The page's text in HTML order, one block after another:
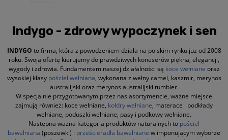
Indygo - zdrowy wypoczynek i sen
INDYGO to firma, która z powodzeniem działa na polskim rynku już od 2008
roku. Swoją ofertę kierujemy do prawdziwych koneserów piękna, elegancji,
wygody i zdrowia. Fundamentem naszej działalności są koce wełniane oraz
wysokiej klasy pościel wełniana, wykonana z wełny camel, kaszmir, merynos
australijski oraz merynos australijski tumbler.
W specjalnie przygotowanym przez nas asortymencie, ważne miejsce
zajmują również: koce wełniane, kołdry wełniane, materace i podkłady
wełniane, poduszki wełniane, pasy i podkowy wełniane.
Następna ważna kategoria produktów naturalnych to pościel
bawełniana (poszewki) i prześcieradła bawełniane w imponującym wyborze